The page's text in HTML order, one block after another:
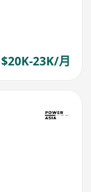
$20K-23K/月